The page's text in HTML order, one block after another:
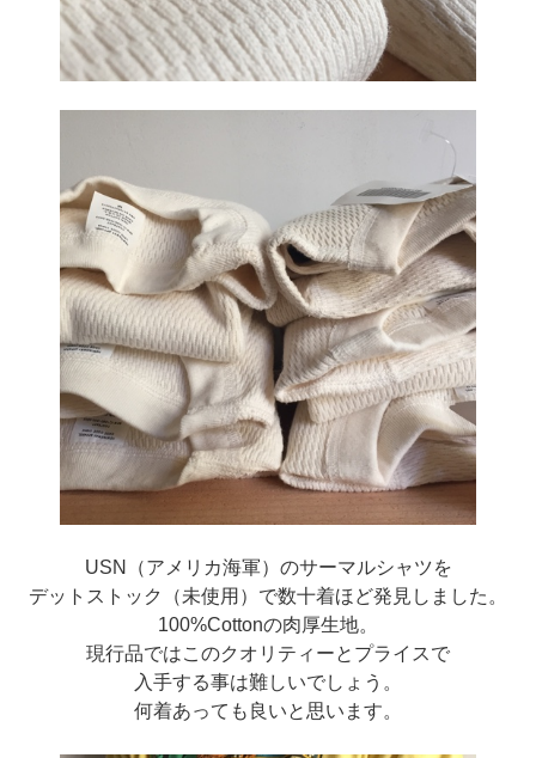
USN（アメリカ海軍）のサーマルシャツを
デットストック（未使用）で数十着ほど発見しました。
100%Cottonの肉厚生地。
現行品ではこのクオリティーとプライスで
入手する事は難しいでしょう。
何着あっても良いと思います。